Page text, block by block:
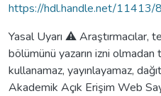
https://hdl.handle.net/11413/8
Yasal Uyarı ⚠️ Araştırmacılar,
bölümünü yazarın izni olmadan
kullanamaz, yayınlayamaz,
Akademik Açık Erişim Web